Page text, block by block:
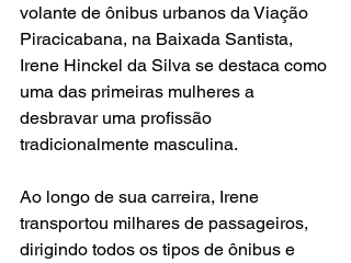
volante de ônibus urbanos da Viação
Piracicabana, na Baixada Santista,
Irene Hinckel da Silva se destaca como
uma das primeiras mulheres a
desbravar uma profissão
tradicionalmente masculina.
Ao longo de sua carreira, Irene
transportou milhares de passageiros,
dirigindo todos os tipos de ônibus e